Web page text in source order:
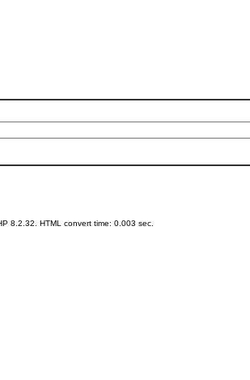
8.2.32. HTML convert time: 0.003 sec.